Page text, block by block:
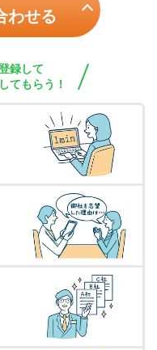
わせる
録して
てもらう！